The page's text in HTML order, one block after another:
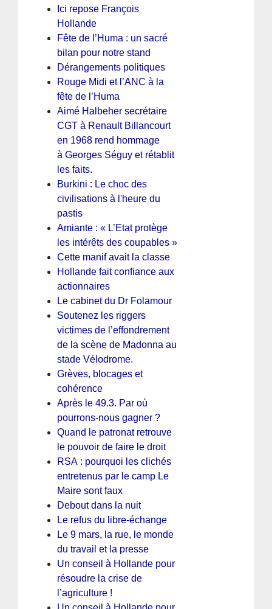
Ici repose François
Hollande
Fête de l’Huma : un sacré
bilan pour notre stand
Dérangements politiques
Rouge Midi et l’ANC à la
fête de l’Huma
Aimé Halbeher secrétaire
CGT à Renault Billancourt
en 1968 rend hommage
à Georges Séguy et rétablit
les faits.
Burkini : Le choc des
civilisations à l'heure du
pastis
Amiante : « L’Etat protège
les intérêts des coupables »
Cette manif avait la classe
Hollande fait confiance aux
actionnaires
Le cabinet du Dr Folamour
Soutenez les riggers
victimes de l’effondrement
de la scène de Madonna au
stade Vélodrome.
Grèves, blocages et
cohérence
Après le 49.3. Par où
pourrons-nous gagner ?
Quand le patronat retrouve
le pouvoir de faire le droit
RSA : pourquoi les clichés
entretenus par le camp Le
Maire sont faux
Debout dans la nuit
Le refus du libre-échange
Le 9 mars, la rue, le monde
du travail et la presse
Un conseil à Hollande pour
résoudre la crise de
l’agriculture !